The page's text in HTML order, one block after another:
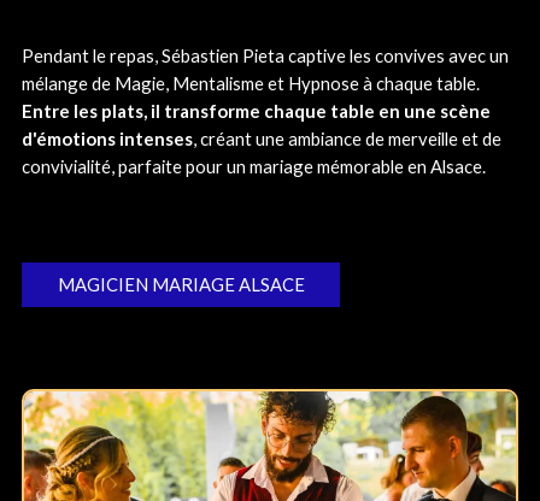
Pendant le repas, Sébastien Pieta captive les convives avec un
mélange de Magie, Mentalisme et Hypnose à chaque table.
Entre les plats, il transforme chaque table en une scène
d'émotions intenses, créant une ambiance de merveille et de
convivialité, parfaite pour un mariage mémorable en Alsace.
MAGICIEN MARIAGE ALSACE